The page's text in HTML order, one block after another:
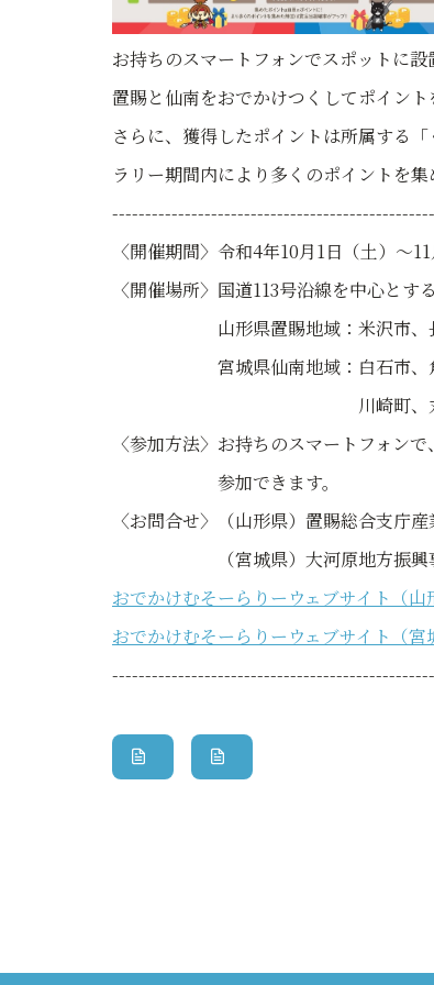
お持ちのスマートフォンでスポットに
置賜と仙南をおでかけつくしてポイント
さらに、獲得したポイントは所属する
ラリー期間内により多くのポイントを
〈開催期間〉令和4年10月1日（土）～11
〈開催場所〉国道113号沿線を中心と
山形県置賜地域：米沢市、長井
宮城県仙南地域：白石市、角田市
川崎町、丸
〈参加方法〉お持ちのスマートフォン
参加できます。
〈お問合せ〉（山形県）置賜総合支庁
（宮城県）大河原地方振興事務
おでかけむそーらりーウェブサイト（山
おでかけむそーらりーウェブサイト（宮